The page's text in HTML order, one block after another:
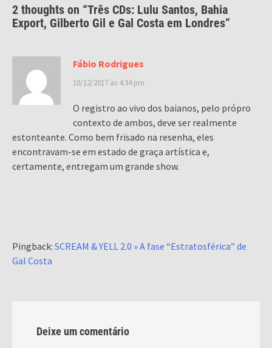
2 thoughts on “Três CDs: Lulu Santos, Bahia
Export, Gilberto Gil e Gal Costa em Londres”
Fábio Rodrigues
10/12/2017 às 4:34 pm
O registro ao vivo dos baianos, pelo própro
contexto de ambos, deve ser realmente
estonteante. Como bem frisado na resenha, eles
encontravam-se em estado de graça artística e,
certamente, entregam um grande show.
Pingback: SCREAM & YELL 2.0 » A fase “Estratosférica” de
Gal Costa
Deixe um comentário